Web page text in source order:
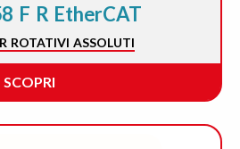
F R EtherCAT
ROTATIVI ASSOLUTI
SCOPRI